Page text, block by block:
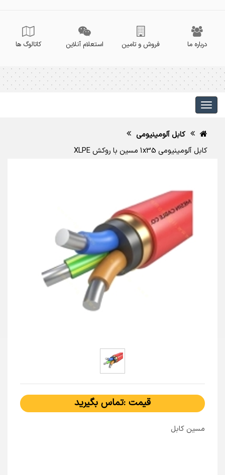
درباره ما فروش و تامین استعلام آنلاین کاتالوگ ها
کابل آلومینیومی
کابل آلومینیومی 1x35 مسین با روکش XLPE
قیمت :تماس بگیرید
مسین کابل